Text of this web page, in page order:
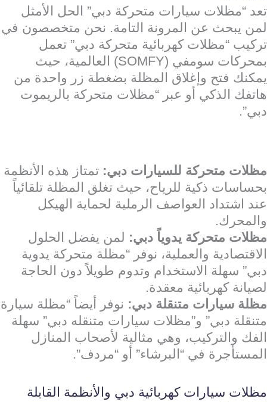
تعد “مظلات سيارات متحركة دبي” الحل الأمثل
لمن يبحث عن المرونة التامة. نحن متخصصون في
تركيب “مظلات كهربائية متحركة دبي” تعمل
بمحركات سومفي (SOMFY) العالمية، حيث
يمكنك فتح وإغلاق المظلة بضغطة زر واحدة من
هاتفك الذكي أو عبر “مظلات متحركة بالريموت
دبي”.
مظلات متحركة للسيارات دبي: تمتاز هذه الأنظمة
بحساسات ذكية للرياح، حيث تغلق المظلة تلقائياً
عند اشتداد العواصف الرملية لحماية الهيكل
والمحرك.
مظلات متحركة يدوياً دبي: لمن يفضل الحلول
الاقتصادية والعملية، نوفر “مظلة متحركة يدوية
دبي” سهلة الاستخدام وتدوم طويلاً دون الحاجة
لصيانة كهربائية معقدة.
مظلة سيارات متنقلة دبي: نوفر أيضاً “مظلة سيارة
متنقلة دبي” و”مظلات سيارات متنقله دبي” سهلة
الفك والتركيب، وهي مثالية لأصحاب المنازل
المستأجرة في “البرشاء” أو “مردف”.
مظلات سيارات كهربائية دبي والأنظمة القابلة